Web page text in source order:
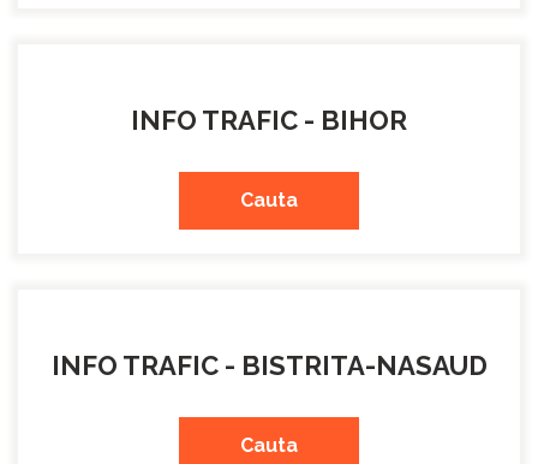
INFO TRAFIC - BIHOR
Cauta
INFO TRAFIC - BISTRITA-NASAUD
Cauta